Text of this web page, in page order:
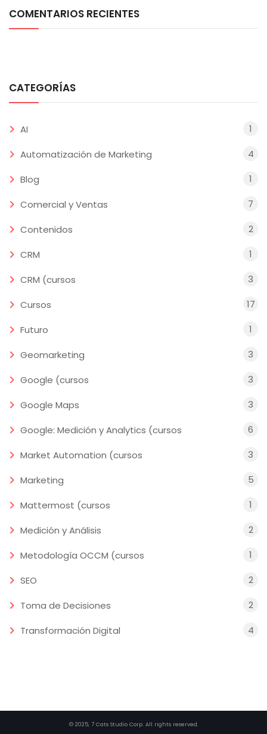
COMENTARIOS RECIENTES
CATEGORÍAS
AI 1
Automatización de Marketing 4
Blog 1
Comercial y Ventas 7
Contenidos 2
CRM 1
CRM (cursos 3
Cursos 17
Futuro 1
Geomarketing 3
Google (cursos 3
Google Maps 3
Google: Medición y Analytics (cursos 6
Market Automation (cursos 3
Marketing 5
Mattermost (cursos 1
Medición y Análisis 2
Metodología OCCM (cursos 1
SEO 2
Toma de Decisiones 2
Transformación Digital 4
© 2025, 7 Cats Studio Corp. All rights reserved.